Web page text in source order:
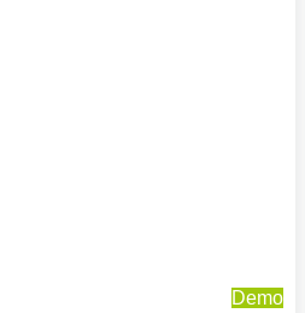
Demo